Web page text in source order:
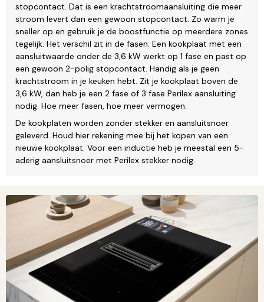
stopcontact. Dat is een krachtstroomaansluiting die meer
stroom levert dan een gewoon stopcontact. Zo warm je
sneller op en gebruik je de boostfunctie op meerdere zones
tegelijk. Het verschil zit in de fasen. Een kookplaat met een
aansluitwaarde onder de 3,6 kW werkt op 1 fase en past op
een gewoon 2-polig stopcontact. Handig als je geen
krachtstroom in je keuken hebt. Zit je kookplaat boven de
3,6 kW, dan heb je een 2 fase of 3 fase Perilex aansluiting
nodig. Hoe meer fasen, hoe meer vermogen.
De kookplaten worden zonder stekker en aansluitsnoer
geleverd. Houd hier rekening mee bij het kopen van een
nieuwe kookplaat. Voor een inductie heb je meestal een 5-
aderig aansluitsnoer met Perilex stekker nodig.